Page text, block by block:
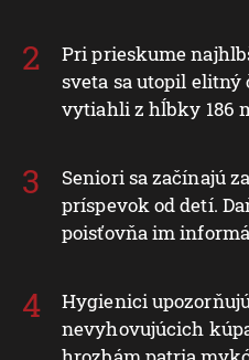
Pri prieskume
sveta sa utopil elitný
vytiahli z hĺbky 186
Seniori sa začínajú
príspevok od detí.
poisťovňa im
Hygienici
nevyhovujúcich